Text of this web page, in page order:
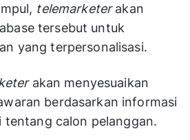
telemarketerakan
tersebut untuk
yang terpersonalisasi.
akan menyesuaikan
berdasarkan informasi
tentang calon pelanggan.